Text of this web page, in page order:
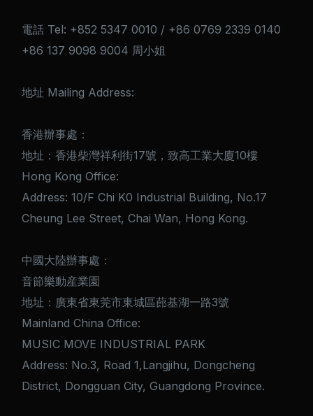
電話 Tel: +852 5347 0010 / +86 0769 2339 0140
+86 137 9098 9004 周小姐
地址 Mailing Address:
香港辦事處：
地址：香港柴灣祥利街17號，致高工業大廈10樓
Hong Kong Office:
Address: 10/F Chi K0 Industrial Building, No.17
Cheung Lee Street, Chai Wan, Hong Kong.
中國大陸辦事處：
音節樂動産業園
地址：廣東省東莞市東城區蓢基湖一路3號
Mainland China Office:
MUSIC MOVE INDUSTRIAL PARK
Address: No.3, Road 1,Langjihu, Dongcheng
District, Dongguan City, Guangdong Province.